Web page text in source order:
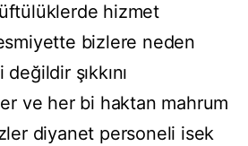
hizmet
bizlere neden
şıkkını
ve her bi haktan mahrum
diyanet personeli isek